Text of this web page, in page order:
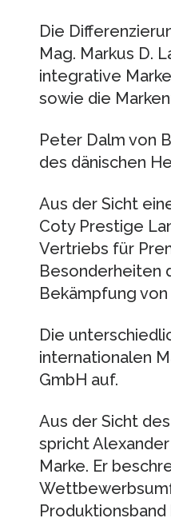
Die
Mag. Markus D.
integrative
sowie die
Peter Dalm von
des dänischen
Aus der Sicht
Coty Prestige
Vertriebs für
Besonderheiten
Bekämpfung
Die
internationalen
GmbH auf.
Aus der Sicht
spricht
Marke. Er